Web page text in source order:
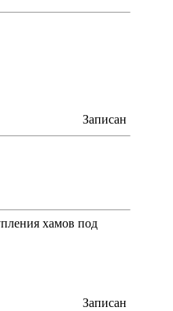
Записан
хамов под
Записан